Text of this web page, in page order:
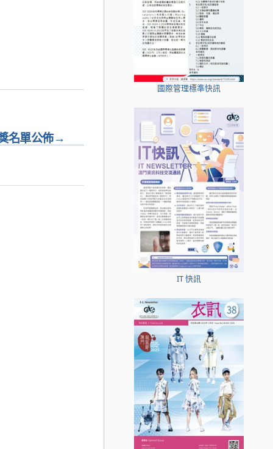
→
名單公佈
國際管理標準快訊
IT 快訊